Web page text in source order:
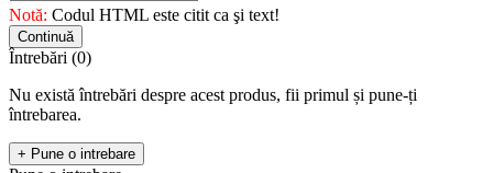
Notă: Codul HTML este citit ca şi text!
Continuă
Întrebări (0)
Nu există întrebări despre acest produs, fii primul și pune-ți
întrebarea.
+ Pune o intrebare